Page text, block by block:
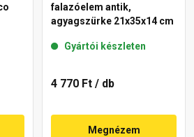
falazóelem antik,
agyagszürke 21x35x14 cm
Gyártói készleten
4 770 Ft / db
Megnézem